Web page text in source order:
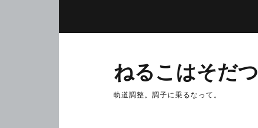
ねるこはそだつ
軌道調整。調子に乗るなって。